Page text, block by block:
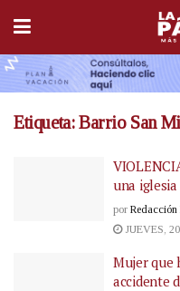
Etiqueta:Barrio San
una
por Redacción
JUEVES,
Mujer que
accidente